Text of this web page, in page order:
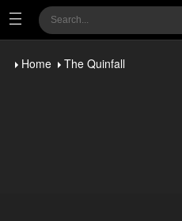
Home The Quinfall